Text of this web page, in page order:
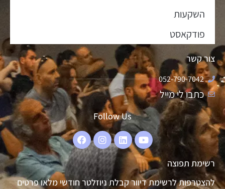
השקעות
פודקאסט
צור קשר
052-790-7042
כתבו לי מייל
Follow Us
רשימת תפוצה
להצטרפות לרשימת דיוור קבלת ניוזלטר חודשי מלאו פרטים